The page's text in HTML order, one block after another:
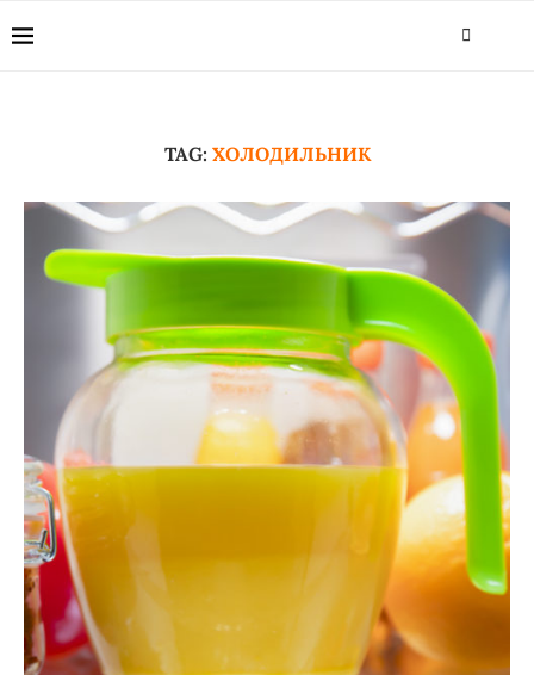
TAG: ХОЛОДИЛЬНИК